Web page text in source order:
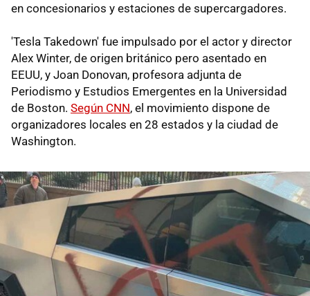
en concesionarios y estaciones de supercargadores.
'Tesla Takedown' fue impulsado por el actor y director
Alex Winter, de origen británico pero asentado en
EEUU, y Joan Donovan, profesora adjunta de
Periodismo y Estudios Emergentes en la Universidad
de Boston. Según CNN, el movimiento dispone de
organizadores locales en 28 estados y la ciudad de
Washington.